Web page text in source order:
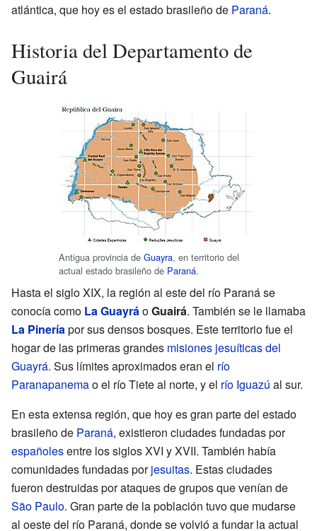
atlántica, que hoy es el estado brasileño de Paraná.
Historia del Departamento de
Guairá
Antigua provincia de Guayra, en territorio del
actual estado brasileño de Paraná.
Hasta el siglo XIX, la región al este del río Paraná se
conocía como La GuayráoGuairá. También se le llamaba
La Pineríapor sus densos bosques. Este territorio fue el
hogar de las primeras grandes misiones jesuíticas del
Guayrá. Sus límites aproximados eran el río
Paranapanemao el río Tiete al norte, y el río Iguazú al sur.
En esta extensa región, que hoy es gran parte del estado
brasileño de Paraná, existieron ciudades fundadas por
españolesentre los siglos XVI y XVII. También había
comunidades fundadas porjesuitas. Estas ciudades
fueron destruidas por ataques de grupos que venían de
São Paulo. Gran parte de la población tuvo que mudarse
al oeste del río Paraná, donde se volvió a fundar la actual